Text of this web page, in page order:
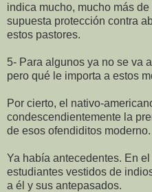
indica mucho, mucho más
supuesta protección contra
estos pastores.
5- Para algunos ya no se va
pero qué le importa a estos
Por cierto, el nativo-
condescendientemente la
de esos ofendiditos moderno.
Ya había antecedentes. En
estudiantes vestidos de
a él y sus antepasados.